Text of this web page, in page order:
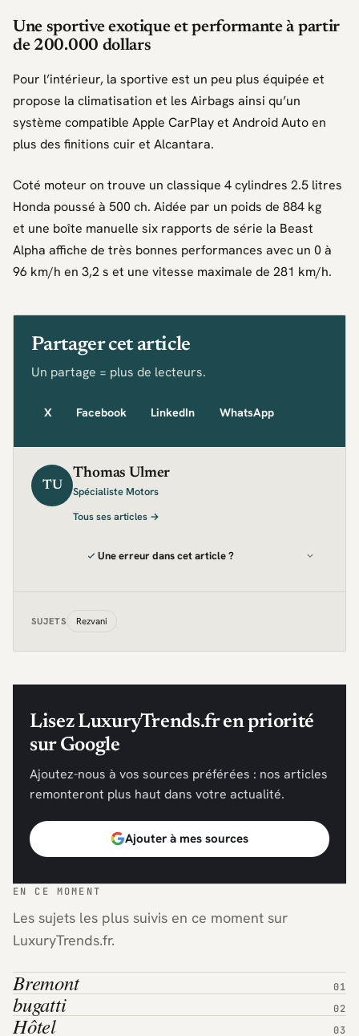
Une sportive exotique et performante à partir
de 200.000 dollars
Pour l’intérieur, la sportive est un peu plus équipée et
propose la climatisation et les Airbags ainsi qu’un
système compatible Apple CarPlay et Android Auto en
plus des finitions cuir et Alcantara.
Coté moteur on trouve un classique 4 cylindres 2.5 litres
Honda poussé à 500 ch. Aidée par un poids de 884 kg
et une boîte manuelle six rapports de série la Beast
Alpha affiche de très bonnes performances avec un 0 à
96 km/h en 3,2 s et une vitesse maximale de 281 km/h.
Partager cet article
Un partage = plus de lecteurs.
X Facebook LinkedIn WhatsApp
TU
Thomas Ulmer
Spécialiste Motors
Tous ses articles →
Une erreur dans cet article ?
SUJETS Rezvani
Lisez LuxuryTrends.fr en priorité
sur Google
Ajoutez-nous à vos sources préférées : nos articles
remonteront plus haut dans votre actualité.
Ajouter à mes sources
EN CE MOMENT
Les sujets les plus suivis en ce moment sur
LuxuryTrends.fr.
Bremont
bugatti
Hôtel